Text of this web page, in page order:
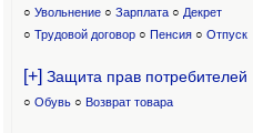
○ Увольнение ○ Зарплата ○ Декрет
○ Трудовой договор ○ Пенсия ○ Отпуск
[+] Защита прав потребителей
○ Обувь ○ Возврат товара